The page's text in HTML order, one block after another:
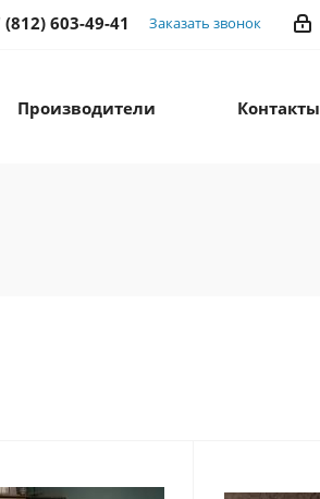
(812) 603-49-41 Заказать звонок
Производители Контакты